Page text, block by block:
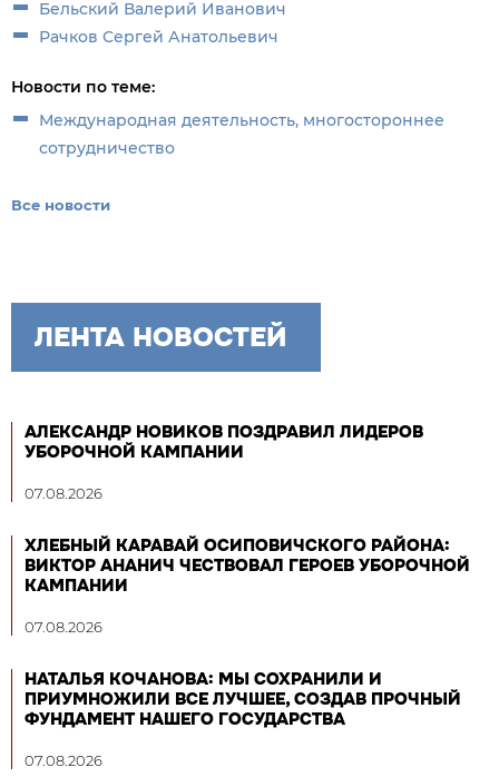
Бельский Валерий Иванович
Рачков Сергей Анатольевич
Новости по теме:
Международная деятельность, многостороннее
сотрудничество
Все новости
ЛЕНТА НОВОСТЕЙ
АЛЕКСАНДР НОВИКОВ ПОЗДРАВИЛ ЛИДЕРОВ
УБОРОЧНОЙ КАМПАНИИ
07.08.2026
ХЛЕБНЫЙ КАРАВАЙ ОСИПОВИЧСКОГО РАЙОНА:
ВИКТОР АНАНИЧ ЧЕСТВОВАЛ ГЕРОЕВ УБОРОЧНОЙ
КАМПАНИИ
07.08.2026
НАТАЛЬЯ КОЧАНОВА: МЫ СОХРАНИЛИ И
ПРИУМНОЖИЛИ ВСЕ ЛУЧШЕЕ, СОЗДАВ ПРОЧНЫЙ
ФУНДАМЕНТ НАШЕГО ГОСУДАРСТВА
07.08.2026